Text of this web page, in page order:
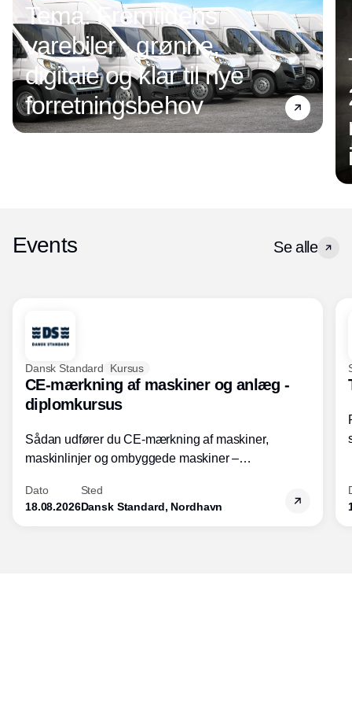
Tema: Fremtidens
varebiler - grønne,
digitale og klar til nye
forretningsbehov
Events Se alle
Dansk Standard Kursus
CE-mærkning af maskiner og anlæg -
diplomkursus
Sådan udfører du CE-mærkning af maskiner,
maskinlinjer og ombyggede maskiner –
Dato
18.08.2026
Sted
Dansk Standard, Nordhavn